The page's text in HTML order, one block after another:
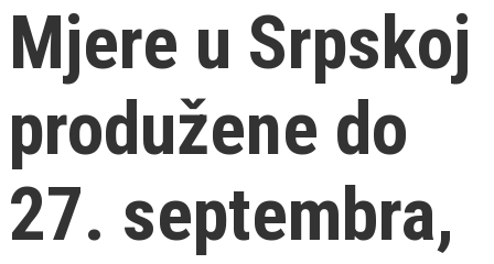
Mjere u Srpskoj
produžene do
27. septembra,